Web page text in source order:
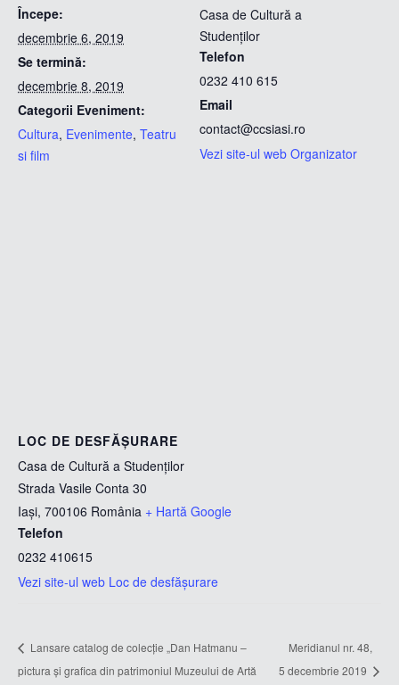
Începe:
decembrie 6, 2019
Se termină:
decembrie 8, 2019
Categorii Eveniment:
Cultura, Evenimente, Teatru
si film
Casa de Cultură a
Studenților
Telefon
0232 410 615
Email
contact@ccsiasi.ro
Vezi site-ul web Organizator
LOC DE DESFĂȘURARE
Casa de Cultură a Studenţilor
Strada Vasile Conta 30
Iași, 700106 România + Hartă Google
Telefon
0232 410615
Vezi site-ul web Loc de desfășurare
Lansare catalog de colecție „Dan Hatmanu –
pictura și grafica din patrimoniul Muzeului de Artă
Meridianul nr. 48,
5 decembrie 2019